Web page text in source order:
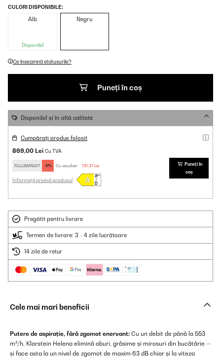
CULORI DISPONIBILE:
Alb
Disponibil
Negru
Ce înseamnă statusurile?
Puneți în coș
Disponibil și în altă calitate
Cumpărați produs folosit
869,00 Lei Cu TVA
FULLSWING17 -17% Cu voucher: 721,27 Lei
Informații privind produsul
Puneți în
coș
Pregătit pentru livrare
Termen de livrare: 3 - 4 zile lucrătoare
14 zile de retur
Cele mai mari beneficii
Putere de aspirație, fără zgomot enervant: Cu un debit de până la 553
m³/h, Klarstein Helena elimină aburi, grăsime și mirosuri din bucătărie —
și face asta la un nivel de zgomot de maxim 63 dB chiar și la viteza